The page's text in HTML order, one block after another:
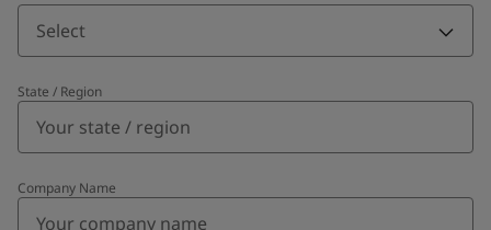
Select
State / Region
Company Name